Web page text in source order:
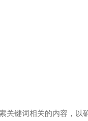
关键词相关的内容，以